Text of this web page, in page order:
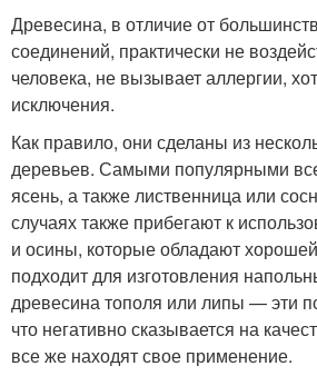
Древесина, в отличие от
соединений, практически не
человека, не вызывает аллергии,
исключения.
Как правило, они сделаны из
деревьев. Самыми популярными
ясень, а также лиственница или
случаях также прибегают к
и осины, которые обладают
подходит для изготовления
древесина тополя или липы — эти
что негативно сказывается на
все же находят свое применение.